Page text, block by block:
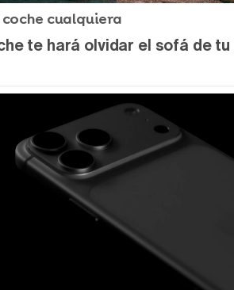
coche cualquiera
te hará olvidar el sofá de tu